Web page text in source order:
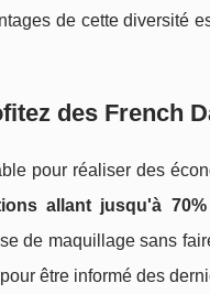
de cette diversité
des French
pour réaliser des
allant jusqu'à 70%
de maquillage sans
être informé des